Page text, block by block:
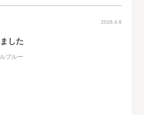
2026.4.8
した
ブルー